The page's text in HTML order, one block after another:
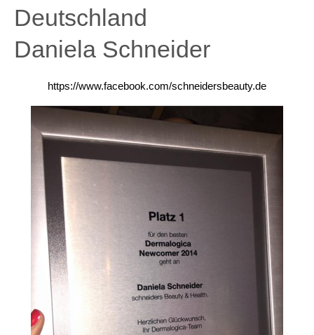
Deutschland
Daniela Schneider
https://www.facebook.com/schneidersbeauty.de